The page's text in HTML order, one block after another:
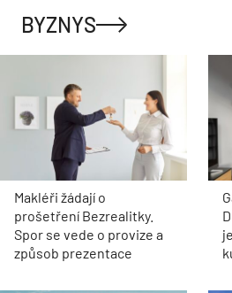
BYZNYS
Makléři žádají o
prošetření Bezrealitky.
Spor se vede o provize a
způsob prezentace